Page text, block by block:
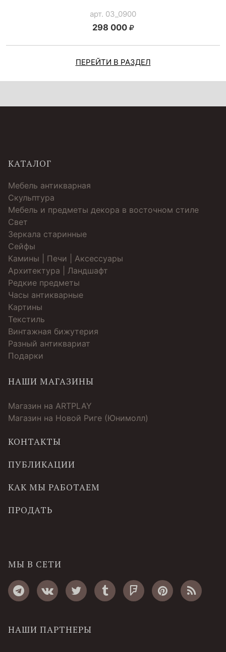
арт. 03_0900
298 000
ПЕРЕЙТИ В РАЗДЕЛ
КАТАЛОГ
Мебель антикварная
Скульптура
Мебель и предметы декора в восточном стиле
Свет
Зеркала старинные
Cейфы
Камины | Печи | Аксессуары
Архитектура | Ландшафт
Редкие предметы
Часы антикварные
Картины
Текстиль
Винтажная бижутерия
Разный антиквариат
Подарки
НАШИ МАГАЗИНЫ
Магазин на ARTPLAY
Магазин на Новой Риге (Юнимолл)
КОНТАКТЫ
ПУБЛИКАЦИИ
КАК МЫ РАБОТАЕМ
ПРОДАТЬ
МЫ В СЕТИ
НАШИ ПАРТНЕРЫ